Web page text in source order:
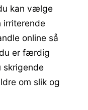
kan vælge
irriterende
online så
er færdig
skrigende
om slik og